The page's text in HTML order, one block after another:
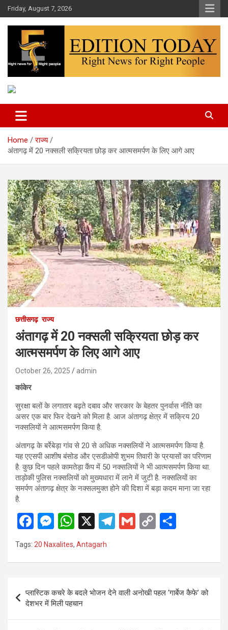
Skip
to
content
Friday, August 7, 2026
Edition Today
Home
राज्य
अंतागढ़ में 20 नक्सली सक्रियता छोड़ कर आत्मसमर्पण के लिए आगे आए
छत्तीसगढ़ राज्य
अंतागढ़ में 20 नक्सली सक्रियता छोड़ कर
आत्मसमर्पण के लिए आगे आए
October 26, 2025 admin
कांकेर
सुरक्षा बलों के लगातार बढ़ते दबाव और सरकार के बेहतर पुनर्वास नीति का
असर एक बार फिर देखने को मिला है. आज अंतागढ़ क्षेत्र में सक्रिय 20
नक्सलियों ने आत्मसमर्पण किया है.
अंतागढ़ के बर्रेबेड़ा गांव से 20 से अधिक नक्सलियों ने आत्मसमर्पण किया है.
यह एएसपी आशीष बंसोड और एसडीओपी शुभम तिवारी के प्रयासों का परिणाम
है. कुछ दिन पहले कामतेड़ा कैंप में 50 नक्सलियों ने भी आत्मसमर्पण किया था.
ताड़ोकी पुलिस नक्सलियों को मुख्यधारा में लाने में जुटी है. नक्सलियों का
समर्पण अंतागढ़ क्षेत्र के नक्सलमुक्त होने की दिशा में बड़ा कदम माना जा रहा
है.
F
a
o
o
k
M
es
g
er
W
h
A
p
p
X
T
a
G
C
n
Tags: 20 Naxalites, Antagarh
navigation
प्लास्टिक कचरे के बदले भोजन देने वाली अनोखी पहल ‘गार्बेज कैफे’ को
देशभर में मिली पहचान